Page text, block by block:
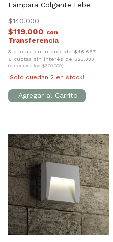
Lámpara Colgante Febe
$140.000
$119.000 con
3 cuotas sin interés de $46.667
6 cuotas sin interés de $23.333
(superando los $300.000)
¡Solo quedan 2 en stock!
1/3